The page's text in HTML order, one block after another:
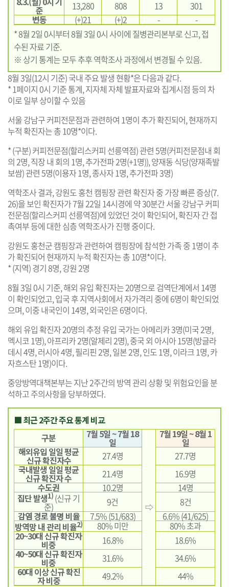
준 13,280 808 13
301
변동
(+)21 (+)2 -
-
* 8월 2일 0시부터 8월 3일 0시 사이에 질병관리본부로 신고, 접
수된 자료 기준.
※ 상기 통계는 모두 추후 역학조사 과정에서 변경될 수 있음.
8월 3일(12시 기준) 국내 주요 발생 현황*은 다음과 같다.
* 1페이지 0시 기준 통계, 지자체 자체 발표자료와 집계시점 등의 차
이로 일부 상이할 수 있음
서울 강남구 커피전문점과 관련하여 1명이 추가 확진되어, 현재까지
누적 확진자는 총 10명*이다.
* (구분) 커피전문점(할리스커피 선릉역점) 관련 5명(커피전문점내 회
의 2명, 직장 내 회의 1명, 추가전파 2명(+1명)), 양재동 식당(양재족발
보쌈) 관련 5명(이용자 1명, 종사자 1명, 추가전파 3명)
역학조사 결과, 강원도 홍천 캠핑장 관련 확진자 중 가장 빠른 증상(7.
26)을 보인 확진자가 7월 22일 14시경에 약 30분간 서울 강남구 커피
전문점(할리스커피 선릉역점)에 있었던 것이 확인되어, 확진자 간 접
촉여부 등에 대한 심층 역학조사가 진행 중이다.
강원도 홍천군 캠핑장과 관련하여 캠핑장에 참석한 가족 중 1명이 추
가 확진되어 현재까지 누적 확진자는 총 10명*이다.
* (지역) 경기 8명, 강원 2명
8월 3일 0시 기준, 해외 유입 확진자는 20명으로 검역단계에서 14명
이 확인되었고, 입국 후 지역사회에서 자가격리 중에 6명이 확인되었
으며, 이중 내국인이 14명, 외국인은 6명이다.
해외 유입 확진자 20명의 추정 유입 국가는 아메리카 3명(미국 2명,
멕시코 1명), 아프리카 2명(알제리 2명), 중국 외 아시아 15명(방글라
데시 4명, 러시아 4명, 필리핀 2명, 일본 2명, 인도 1명, 이라크 1명, 카
자흐스탄 1명)이다.
중앙방역대책본부는 지난 2주간의 방역 관리 상황 및 위험요인을 분
석하고 주의사항을 당부하였다.
■ 최근 2주간 주요 통계 비교
구분
7월 5일 ~ 7월 18
일
⇨
7월 19일 ~ 8월 1
일
해외유입 일일 평균
신규 확진자수 27.4명
27.7명
국내발생 일일 평균
신규 확진자 수 21.4명
16.9명
수도권
10.2명
14명
집단 발생1) (신규 기
준) 9건
8건
감염 경로 불명 비율
7.5% (51/683)
6.6% (41/625)
방역망 내 관리 비율2) 80% 미만
80% 초과
20~30대 신규 확진자
비중 16.8%
18.6%
40~50대 신규 확진자
비중 31.6%
34.6%
60대 이상 신규 확진
자 비중 49.2%
44%